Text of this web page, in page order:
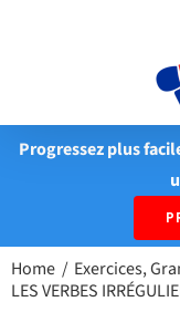
Progressez plus
Home Exercices
LES VERBES